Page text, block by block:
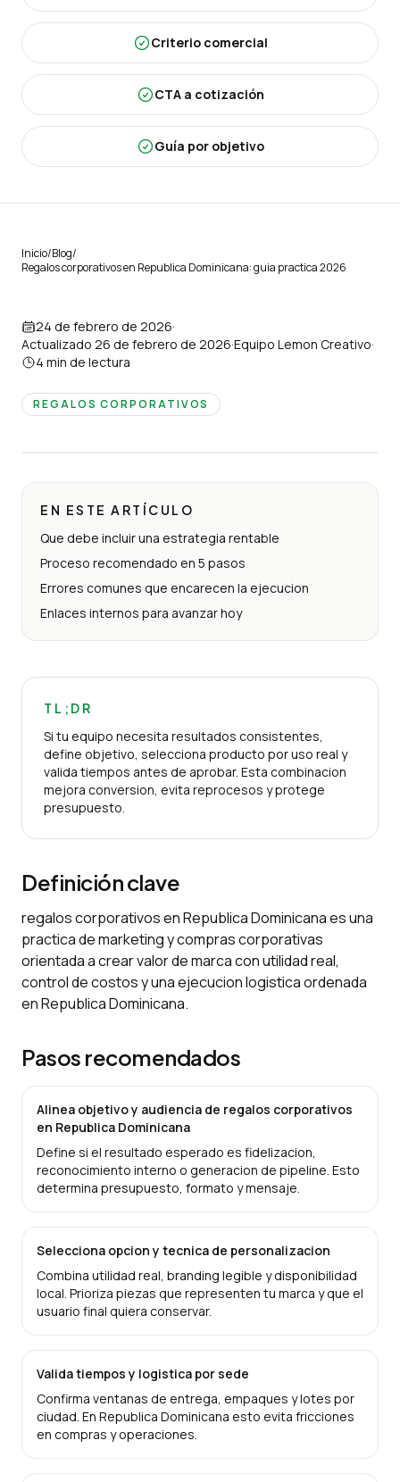
Criterio comercial
CTA a cotización
Guía por objetivo
Inicio/Blog/
Regalos corporativos en Republica Dominicana: guia practica 2026
24 de febrero de 2026·
Actualizado 26 de febrero de 2026·Equipo Lemon Creativo·
4 min de lectura
REGALOS CORPORATIVOS
EN ESTE ARTÍCULO
Que debe incluir una estrategia rentable
Proceso recomendado en 5 pasos
Errores comunes que encarecen la ejecucion
Enlaces internos para avanzar hoy
TL;DR
Si tu equipo necesita resultados consistentes,
define objetivo, selecciona producto por uso real y
valida tiempos antes de aprobar. Esta combinacion
mejora conversion, evita reprocesos y protege
presupuesto.
Definición clave
regalos corporativos en Republica Dominicana es una
practica de marketing y compras corporativas
orientada a crear valor de marca con utilidad real,
control de costos y una ejecucion logistica ordenada
en Republica Dominicana.
Pasos recomendados
Alinea objetivo y audiencia de regalos corporativos
en Republica Dominicana
Define si el resultado esperado es fidelizacion,
reconocimiento interno o generacion de pipeline. Esto
determina presupuesto, formato y mensaje.
Selecciona opcion y tecnica de personalizacion
Combina utilidad real, branding legible y disponibilidad
local. Prioriza piezas que representen tu marca y que el
usuario final quiera conservar.
Valida tiempos y logistica por sede
Confirma ventanas de entrega, empaques y lotes por
ciudad. En Republica Dominicana esto evita fricciones
en compras y operaciones.